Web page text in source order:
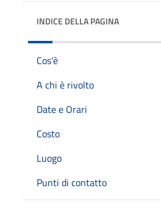
INDICE DELLA PAGINA
Cos'è
A chi è rivolto
Date e Orari
Costo
Luogo
Punti di contatto